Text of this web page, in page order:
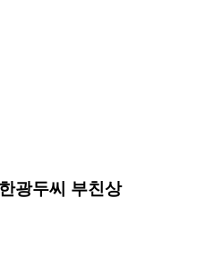
광두씨 부친상